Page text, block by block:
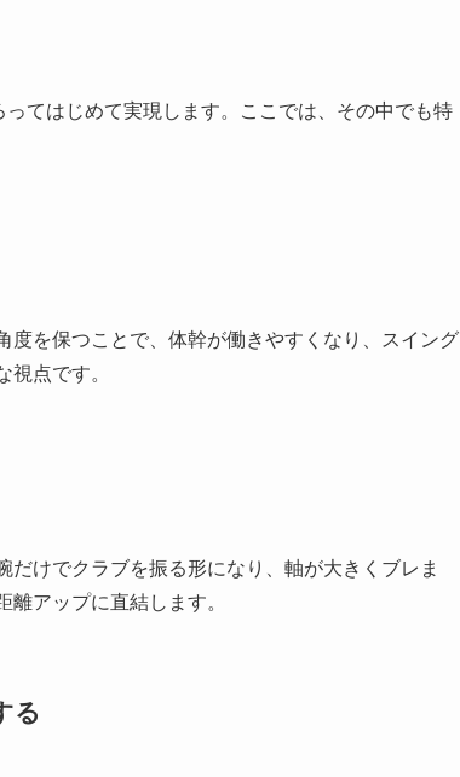
てはじめて実現します。ここでは、その中でも特
を保つことで、体幹が働きやすくなり、スイング
点です。
けでクラブを振る形になり、軸が大きくブレま
アップに直結します。
る